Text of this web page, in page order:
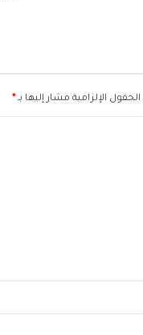
الحقول الإلزامية مشار إليها بـ *